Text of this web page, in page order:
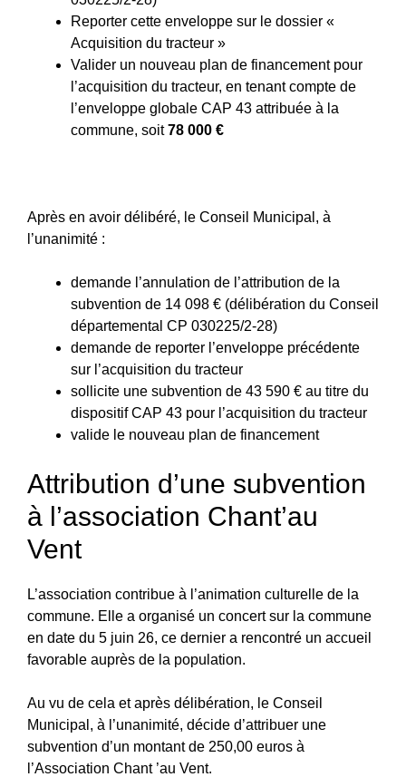
Reporter cette enveloppe sur le dossier «
Acquisition du tracteur »
Valider un nouveau plan de financement pour
l’acquisition du tracteur, en tenant compte de
l’enveloppe globale CAP 43 attribuée à la
commune, soit78 000 €
Après en avoir délibéré, le Conseil Municipal, à
l’unanimité :
demande l’annulation de l’attribution de la
subvention de 14 098 € (délibération du Conseil
départemental CP 030225/2‑28)
demande de reporter l’enveloppe précédente
sur l’acquisition du tracteur
sollicite une subvention de 43 590 € au titre du
dispositif CAP 43 pour l’acquisition du tracteur
valide le nouveau plan de financement
Attribution d’une subvention
à l’association Chant’au
Vent
L’association contribue à l’animation culturelle de la
commune. Elle a organisé un concert sur la commune
en date du 5 juin 26, ce dernier a rencontré un accueil
favorable auprès de la population.
Au vu de cela et après délibération, le Conseil
Municipal, à l’unanimité, décide d’attribuer une
subvention d’un montant de 250,00 euros à
l’Association Chant ’au Vent.